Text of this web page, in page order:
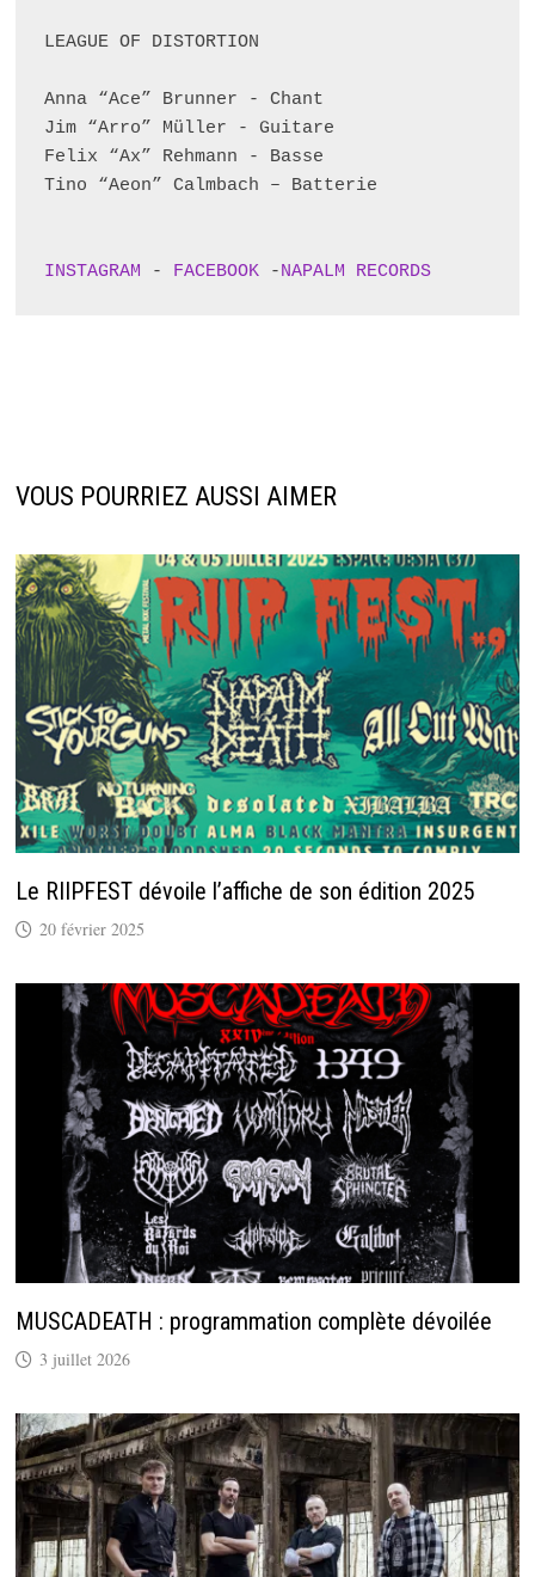
LEAGUE OF DISTORTION
Anna “Ace” Brunner - Chant
Jim “Arro” Müller - Guitare
Felix “Ax” Rehmann - Basse
Tino “Aeon” Calmbach – Batterie
INSTAGRAM - FACEBOOK -NAPALM RECORDS
VOUS POURRIEZ AUSSI AIMER
Le RIIPFEST dévoile l’affiche de son édition 2025
20 février 2025
MUSCADEATH : programmation complète dévoilée
3 juillet 2026